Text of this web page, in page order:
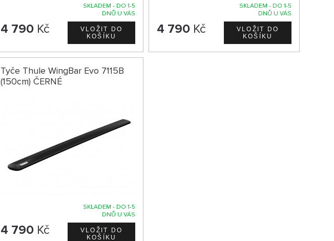
SKLADEM - DO 1-5
DNŮ U VÁS
4 790Kč
SKLADEM - DO 1-5
DNŮ U VÁS
4 790Kč
Tyče Thule WingBar Evo 7115B
(150cm) ČERNÉ
SKLADEM - DO 1-5
DNŮ U VÁS
4 790Kč